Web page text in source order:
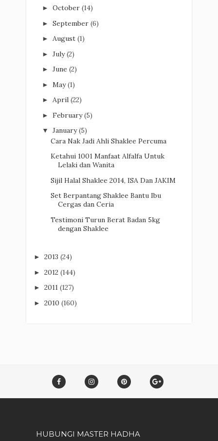
► October (14)
► September (6)
► August (1)
► July(2)
► June (2)
► May(1)
► April (22)
► February(5)
▼ January(5)
Cara Nak Jadi Ahli Shaklee Percuma
Ketahui 1001 Manfaat Alfalfa Untuk
Lelaki dan Wanita
Sijil Halal Shaklee 2014, ISA Dan JAKIM
Set Berpantang Shaklee Bantu Ibu
Cergas dan Ceria
Testimoni Turun Berat Badan 5kg
dengan Shaklee
► 2013 (24)
► 2012 (144)
► 2011 (127)
► 2010 (160)
HUBUNGI MASTER HADHA